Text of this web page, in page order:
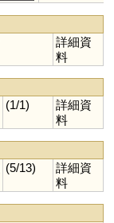
詳細資
料
(1/1)
詳細資
料
(5/13)
詳細資
料